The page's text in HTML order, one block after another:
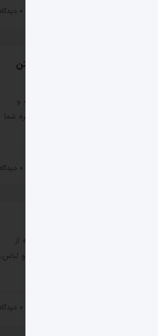
0 دیدگاه
ابروها: راهنمای کامل برای داشتن
زیبایی چهره، تأثیر زیادی در جذابیت و
پرپشت و خوش‌فرم می‌تواند نه تنها چهره شما
0 دیدگاه
کدام است؟
رسمی در ایران هستید، در این مقاله از
رسمی با ما همراه باشید. در دنیای مد و لباس،
0 دیدگاه